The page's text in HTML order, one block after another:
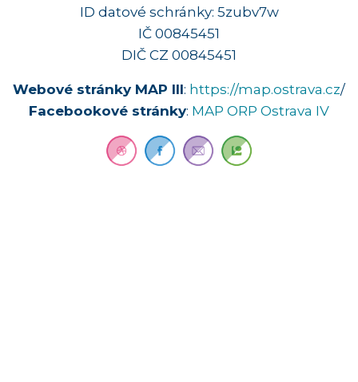
ID datové schránky: 5zubv7w
IČ 00845451
DIČ CZ 00845451
Webové stránky MAP III: https://map.ostrava.cz/
Facebookové stránky: MAP ORP Ostrava IV